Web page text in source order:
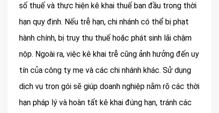
số thuế và thực hiện kê khai thuế ban đầu trong thời
hạn quy định. Nếu trễ hạn, chi nhánh có thể bị phạt
hành chính, bị truy thu thuế hoặc phát sinh lãi chậm
nộp. Ngoài ra, việc kê khai trễ cũng ảnh hưởng đến uy
tín của công ty mẹ và các chi nhánh khác. Sử dụng
dịch vụ trọn gói sẽ giúp doanh nghiệp nắm rõ các thời
hạn pháp lý và hoàn tất kê khai đúng hạn, tránh các